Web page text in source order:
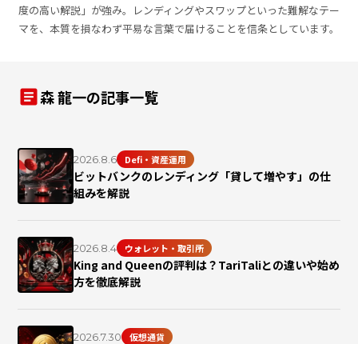
度の高い解説」が強み。レンディングやスワップといった難解なテー
マを、本質を損なわず平易な言葉で届けることを信条としています。
article森 龍一の記事一覧
2026.8.6 Defi・資産運用
ビットバンクのレンディング「貸して増やす」の仕
組みを解説
2026.8.4 ウォレット・取引所
King and Queenの評判は？TariTaliとの違いや始め
方を徹底解説
2026.7.30 仮想通貨